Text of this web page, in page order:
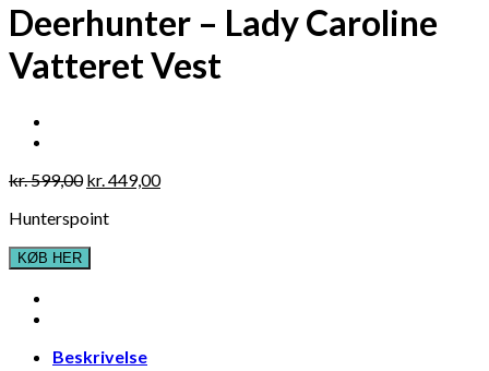
Deerhunter – Lady Caroline
Vatteret Vest
kr.599,00 Original
was:
kr.449,00Current
Hunterspoint
KØB HER
Beskrivelse